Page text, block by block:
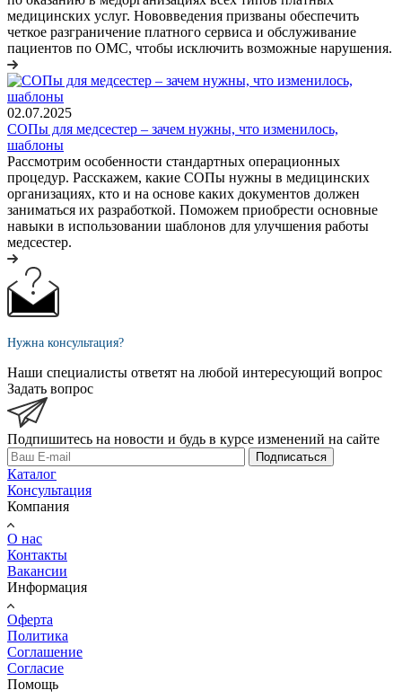
медицинских услуг. Нововведения призваны обеспечить
четкое разграничение платного сервиса и обслуживание
пациентов по ОМС, чтобы исключить возможные нарушения.
02.07.2025
СОПы для медсестер – зачем нужны, что изменилось,
шаблоны
Рассмотрим особенности стандартных операционных
процедур. Расскажем, какие СОПы нужны в медицинских
организациях, кто и на основе каких документов должен
заниматься их разработкой. Поможем приобрести основные
навыки в использовании шаблонов для улучшения работы
медсестер.
Нужна консультация?
Наши специалисты ответят на любой интересующий вопрос
Задать вопрос
Подпишитесь на новости и будь в курсе изменений на сайте
Подписаться
Каталог
Консультация
Компания
О нас
Контакты
Вакансии
Информация
Оферта
Политика
Соглашение
Согласие
Помощь